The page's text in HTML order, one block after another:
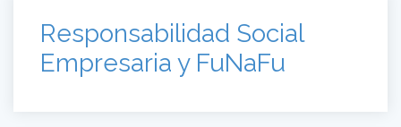
Responsabilidad Social
Empresaria y FuNaFu